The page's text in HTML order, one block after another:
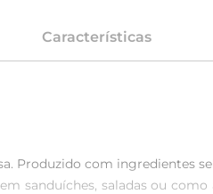
Características
Produzido com ingredientes
sanduíches, saladas ou